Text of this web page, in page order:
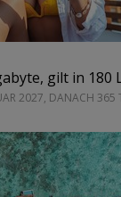
gilt in 180
2027, DANACH 365